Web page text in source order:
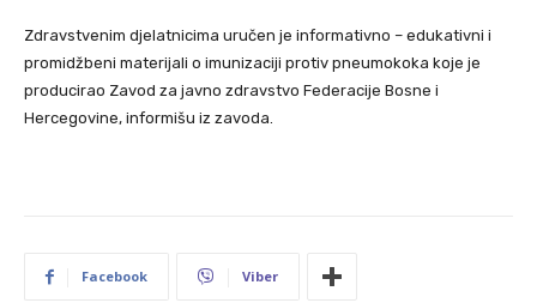
Zdravstvenim djelatnicima uručen je informativno – edukativni i
promidžbeni materijali o imunizaciji protiv pneumokoka koje je
producirao Zavod za javno zdravstvo Federacije Bosne i
Hercegovine, informišu iz zavoda.
Facebook Viber